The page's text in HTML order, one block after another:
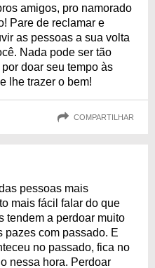
amigos, pro namorado
Pare de reclamar e
as pessoas a sua volta
Nada pode ser tão
doar seu tempo às
lhe trazer o bem!
COMPARTILHAR
pessoas mais
mais fácil falar do que
tendem a perdoar muito
pazes com passado. E
no passado, fica no
nessa hora. Perdoar